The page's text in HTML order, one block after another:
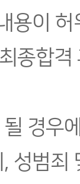
용이
종합
경우
성범죄